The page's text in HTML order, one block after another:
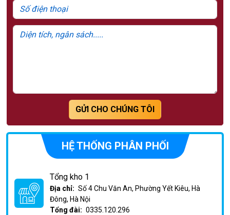
GỬI CHO CHÚNG TÔI
HỆ THỐNG PHÂN PHỐI
Tổng kho 1
Địa chỉ: Số 4 Chu Văn An, Phường Yết Kiêu, Hà
Đông, Hà Nội
Tổng đài: 0335.120.296